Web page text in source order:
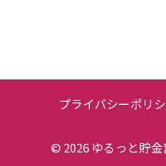
プライバシーポリ
© 2026 ゆるっと貯